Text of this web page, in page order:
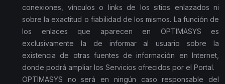
conexiones, vínculos o links de los sitios enlazados ni
sobre la exactitud o fiabilidad de los mismos. La función de
los enlaces que aparecen en OPTIMASYS es
exclusivamente la de informar al usuario sobre la
existencia de otras fuentes de información en Internet,
donde podrá ampliar los Servicios ofrecidos por el Portal.
OPTIMASYS no será en ningún caso responsable del